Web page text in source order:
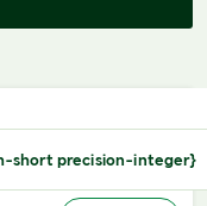
short precision-integer}